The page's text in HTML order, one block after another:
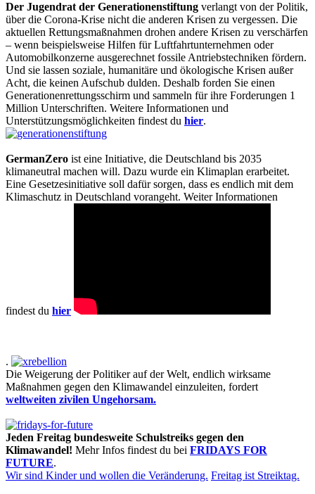
Der Jugendrat der Generationenstiftung verlangt von der Politik,
über die Corona-Krise nicht die anderen Krisen zu vergessen. Die
aktuellen Rettungsmaßnahmen drohen andere Krisen zu verschärfen
– wenn beispielsweise Hilfen für Luftfahrtunternehmen oder
Automobilkonzerne ausgerechnet fossile Antriebstechniken fördern.
Und sie lassen soziale, humanitäre und ökologische Krisen außer
Acht, die keinen Aufschub dulden. Deshalb forden Sie einen
Generationenrettungsschirm und sammeln für ihre Forderungen 1
Million Unterschriften. Weitere Informationen und
Unterstützungsmöglichkeiten findest du hier.
GermanZero ist eine Initiative, die Deutschland bis 2035
klimaneutral machen will. Dazu wurde ein Klimaplan erarbeitet.
Eine Gesetzesinitiative soll dafür sorgen, dass es endlich mit dem
Klimaschutz in Deutschland vorangeht. Weiter Informationen
findest du hier
.
Die Weigerung der Politiker auf der Welt, endlich wirksame
Maßnahmen gegen den Klimawandel einzuleiten, fordert
weltweiten zivilen Ungehorsam.
Jeden Freitag bundesweite Schulstreiks gegen den
Klimawandel! Mehr Infos findest du bei FRIDAYS FOR
FUTURE.
Wir sind Kinder und wollen die Veränderung. Freitag ist Streiktag.